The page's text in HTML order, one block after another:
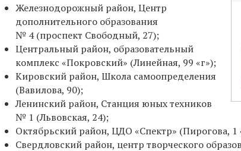
Железнодорожный район, Центр
дополнительного образования
№ 4 (проспект Свободный, 27);
Центральный район, образовательный
комплекс «Покровский» (Линейная, 99 «г»);
Кировский район, Школа самоопределения
(Вавилова, 90);
Ленинский район, Станция юных техников
№ 1 (Львовская, 24);
Октябрьский район, ЦДО «Спектр» (Пирогова, 1
Свердловский район, центр творческого